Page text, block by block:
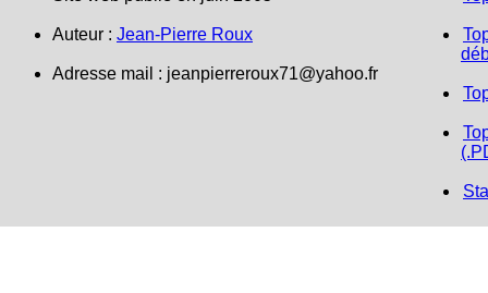
Auteur : Jean-Pierre Roux
Adresse mail : jeanpierreroux71@yahoo.fr